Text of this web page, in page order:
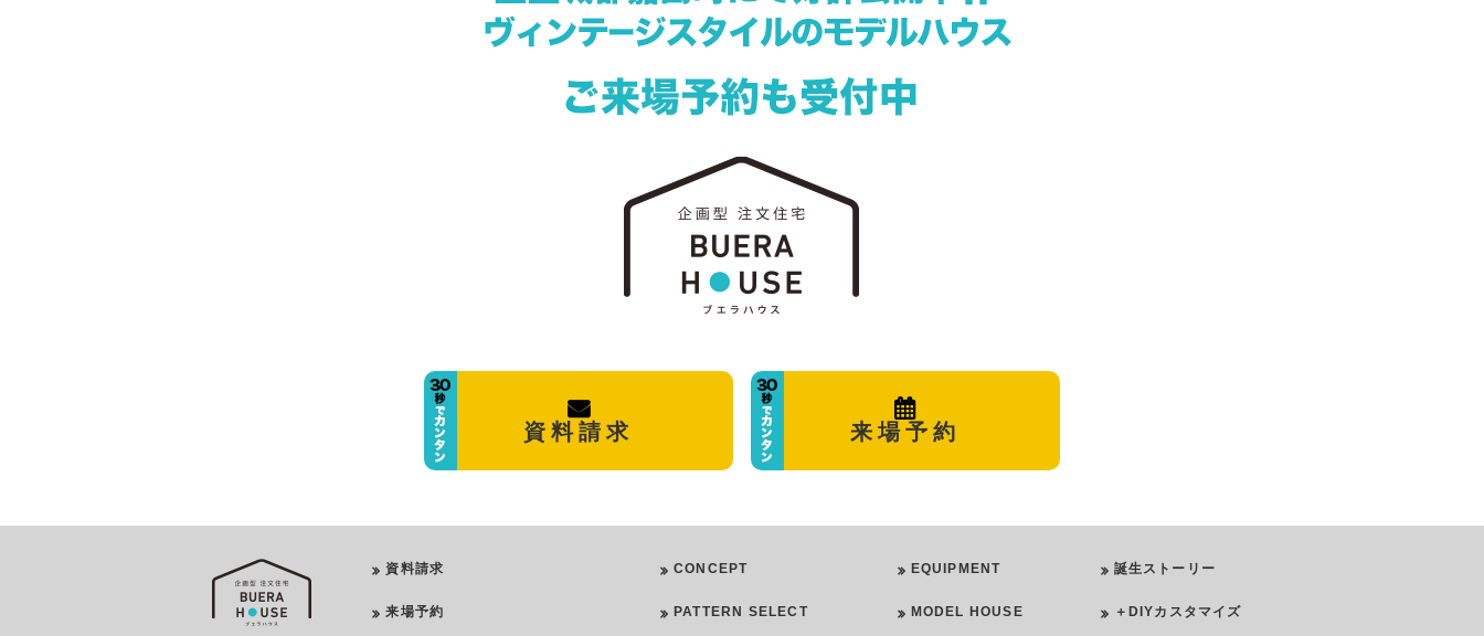
資料請求 来場予約
資料請求
来場予約
CONCEPT
PATTERN SELECT
EQUIPMENT
MODEL HOUSE
誕生ストーリー
＋DIYカスタマイズ